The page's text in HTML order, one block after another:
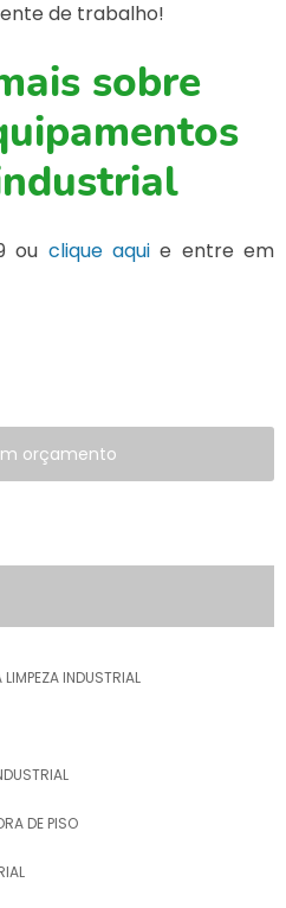
de trabalho!
sobre
ou clique aqui e entre em
orçamento
LIMPEZA INDUSTRIAL
DE PISO